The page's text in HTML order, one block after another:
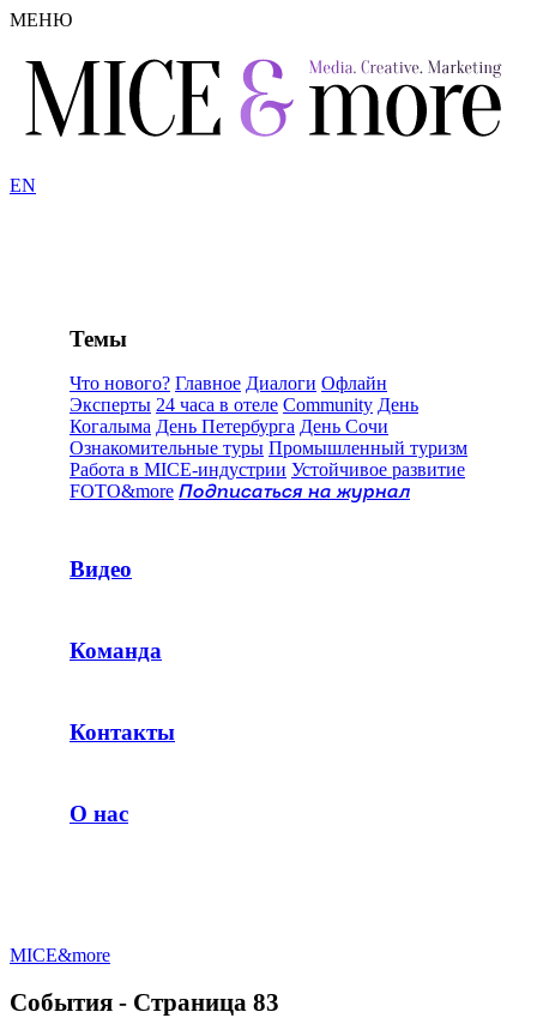
МЕНЮ
EN
Темы
Что нового? Главное Диалоги Офлайн
Эксперты 24 часа в отеле Community День
Когалыма День Петербурга День Сочи
Ознакомительные туры Промышленный туризм
Работа в MICE-индустрии Устойчивое развитие
FOTO&more Подписаться на журнал
Видео
Команда
Контакты
О нас
MICE&more
События - Страница 83